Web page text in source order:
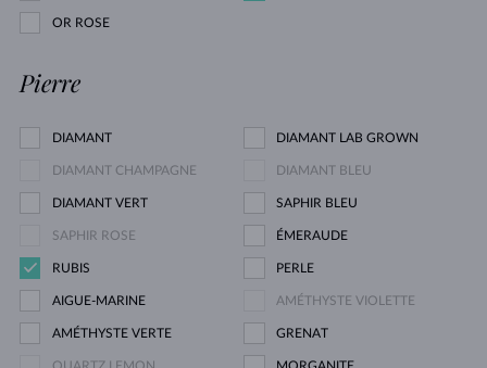
OR ROSE
Pierre
DIAMANT DIAMANT LAB GROWN
DIAMANT CHAMPAGNE DIAMANT BLEU
DIAMANT VERT SAPHIR BLEU
SAPHIR ROSE ÉMERAUDE
RUBIS PERLE
AIGUE-MARINE AMÉTHYSTE VIOLETTE
AMÉTHYSTE VERTE GRENAT